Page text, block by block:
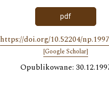
pdf
https://doi.org/10.52204/
[Google Scholar]
Opublikowane: